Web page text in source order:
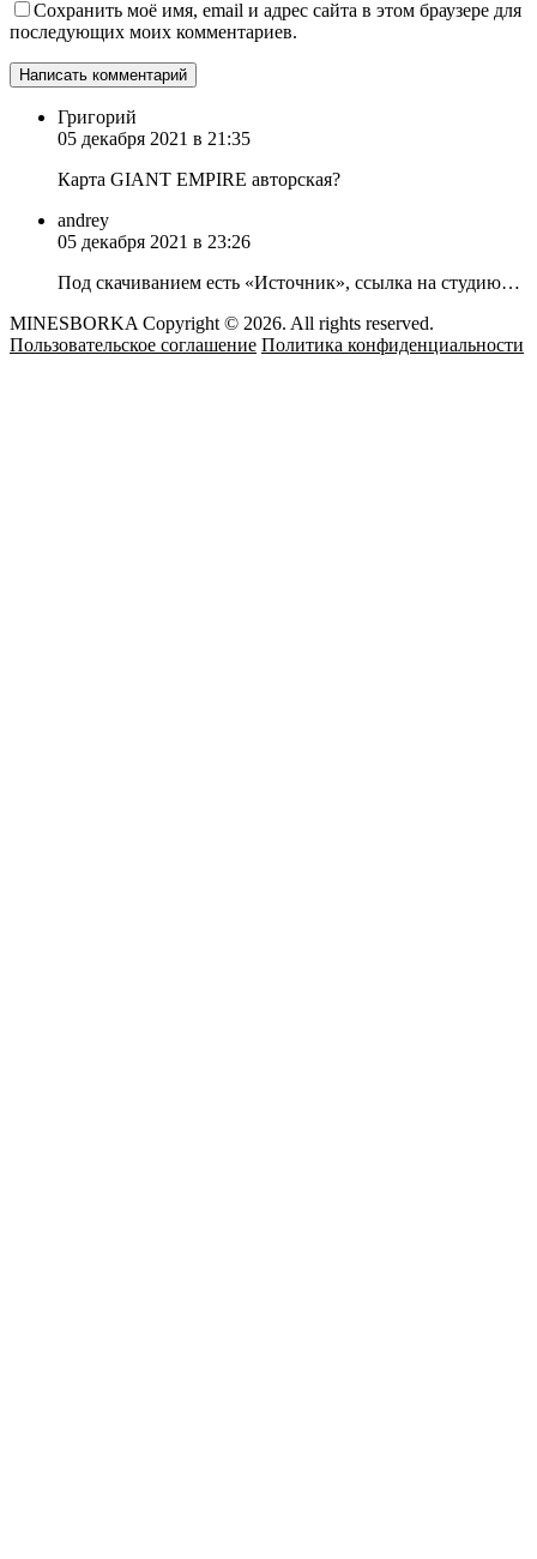
Сохранить моё имя, email и адрес сайта в этом браузере для
последующих моих комментариев.
Григорий
05 декабря 2021 в 21:35
Карта GIANT EMPIRE авторская?
andrey
05 декабря 2021 в 23:26
Под скачиванием есть «Источник», ссылка на студию…
MINESBORKA Copyright © 2026. All rights reserved.
Пользовательское соглашение Политика конфиденциальности